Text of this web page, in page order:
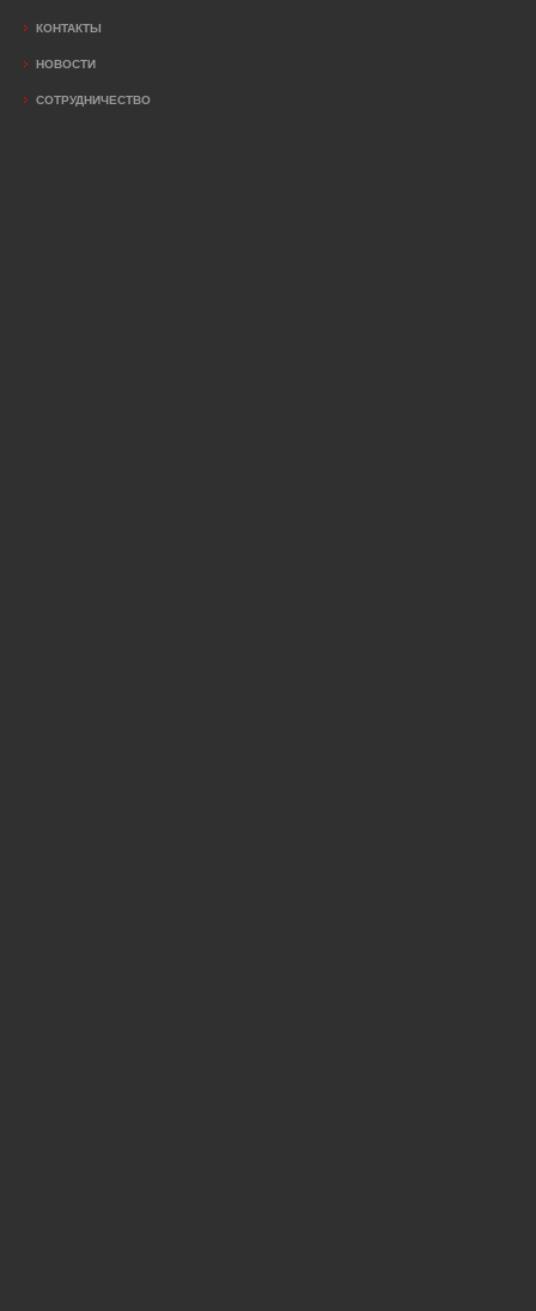
КОНТАКТЫ
НОВОСТИ
СОТРУДНИЧЕСТВО